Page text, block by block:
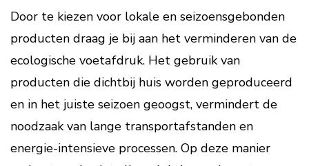
Door te kiezen voor lokale en seizoensgebonden
producten draag je bij aan het verminderen van de
ecologische voetafdruk. Het gebruik van
producten die dichtbij huis worden geproduceerd
en in het juiste seizoen geoogst, vermindert de
noodzaak van lange transportafstanden en
energie-intensieve processen. Op deze manier